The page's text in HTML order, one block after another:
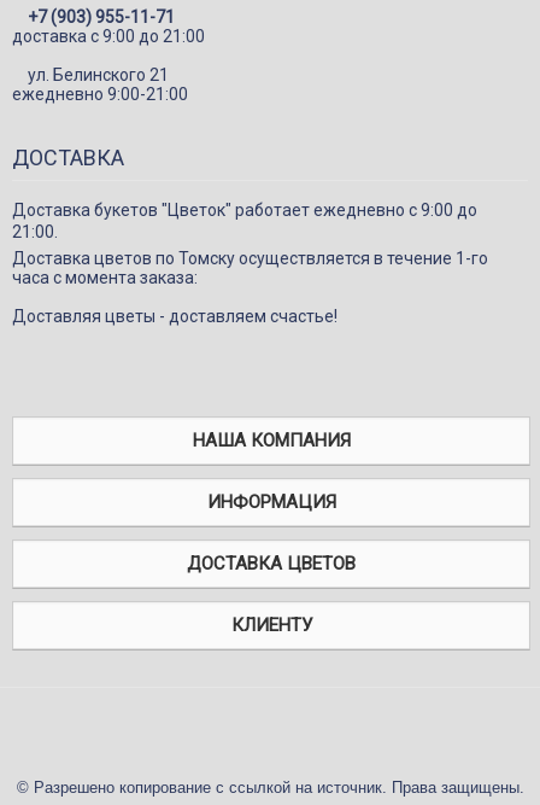
+7 (903) 955-11-71
доставка c 9:00 до 21:00
ул. Белинского 21
ежедневно 9:00-21:00
ДОСТАВКА
Доставка букетов "Цветок" работает ежедневно с 9:00 до
21:00.
Доставка цветов по Томску осуществляется в течение 1-го
часа с момента заказа:
Доставляя цветы - доставляем счастье!
НАША КОМПАНИЯ
ИНФОРМАЦИЯ
ДОСТАВКА ЦВЕТОВ
КЛИЕНТУ
© Разрешено копирование с ссылкой на источник. Права защищены.